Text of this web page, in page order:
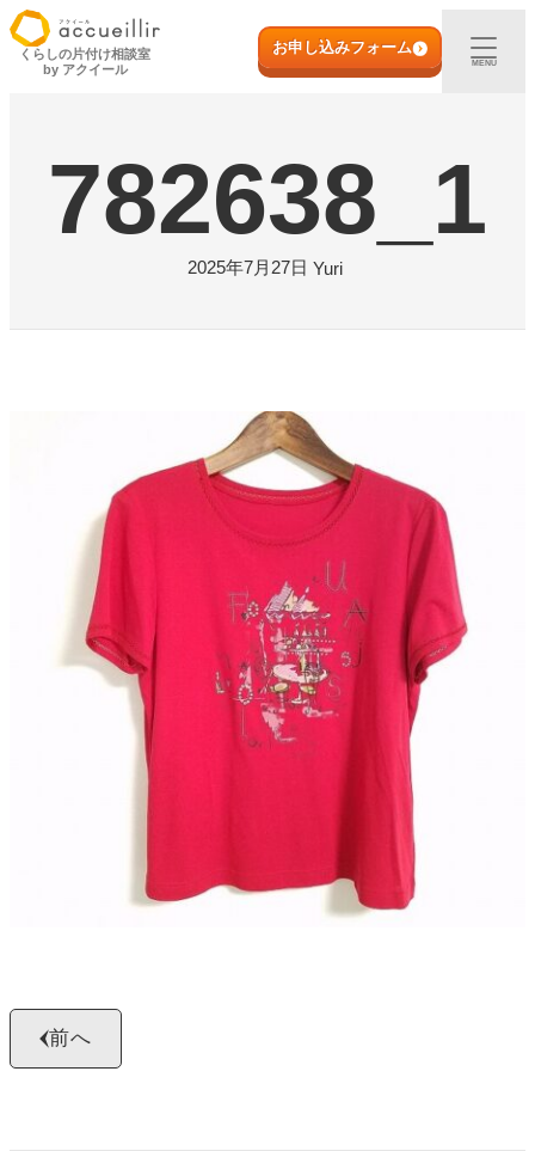
内
容
初めての方へ
宅配買取
店頭買取
ご利用実例
店舗一覧
よくある質問
お問い合わせ
0120-29-5302
受付時間9:00〜18:00（年中無休※年末年始は除く）
お申し込みフォーム
くらしの片付け相談室
by アクイール
お申し込みフォーム
MENU
782638_1
2025年7月27日 Yuri
前へ